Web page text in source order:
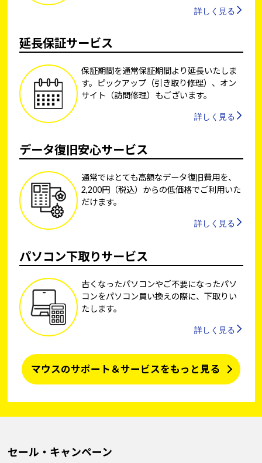
詳しく見る
延長保証サービス
保証期間を通常保証期間より延長いたしま
す。ピックアップ（引き取り修理）、オン
サイト（訪問修理）もございます。
詳しく見る
データ復旧安心サービス
通常ではとても高額なデータ復旧費用を、
2,200円（税込）からの低価格でご利用いた
だけます。
詳しく見る
パソコン下取りサービス
古くなったパソコンやご不要になったパソ
コンをパソコン買い換えの際に、下取りい
たします。
詳しく見る
マウスのサポート＆サービスをもっと見る
セール・キャンペーン